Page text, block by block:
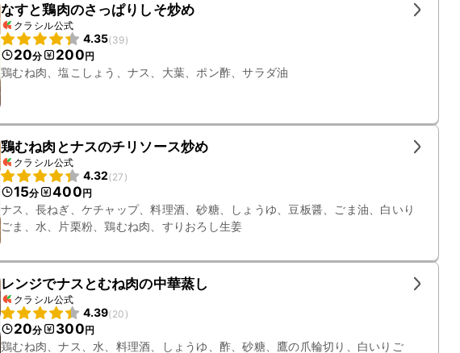
なすと鶏肉のさっぱりしそ炒め
クラシル公式
4.35(39)
20分 200円
鶏むね肉、塩こしょう、ナス、大葉、ポン酢、サラダ油
鶏むね肉とナスのチリソース炒め
クラシル公式
4.32(27 )
15分 400円
ナス、長ねぎ、ケチャップ、料理酒、砂糖、しょうゆ、豆板醤、ごま油、白いり
ごま、水、片栗粉、鶏むね肉、すりおろし生姜
レンジでナスとむね肉の中華蒸し
クラシル公式
4.39(20 )
20分 300円
鶏むね肉、ナス、水、料理酒、しょうゆ、酢、砂糖、鷹の爪輪切り、白いりご